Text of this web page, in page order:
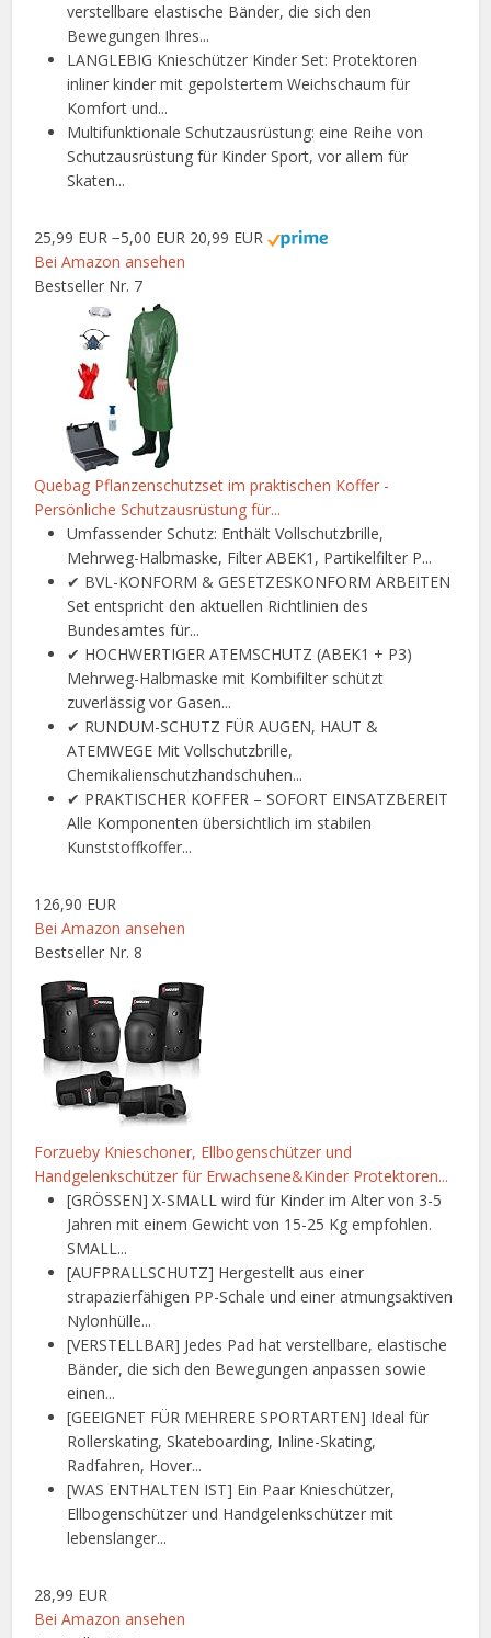
verstellbare elastische Bänder, die sich den
Bewegungen Ihres...
LANGLEBIG Knieschützer Kinder Set: Protektoren
inliner kinder mit gepolstertem Weichschaum für
Komfort und...
Multifunktionale Schutzausrüstung: eine Reihe von
Schutzausrüstung für Kinder Sport, vor allem für
Skaten...
25,99 EUR −5,00 EUR 20,99 EUR
Bei Amazon ansehen
Bestseller Nr. 7
Quebag Pflanzenschutzset im praktischen Koffer -
Persönliche Schutzausrüstung für...
Umfassender Schutz: Enthält Vollschutzbrille,
Mehrweg-Halbmaske, Filter ABEK1, Partikelfilter P...
✔ BVL-KONFORM & GESETZESKONFORM ARBEITEN
Set entspricht den aktuellen Richtlinien des
Bundesamtes für...
✔ HOCHWERTIGER ATEMSCHUTZ (ABEK1 + P3)
Mehrweg-Halbmaske mit Kombifilter schützt
zuverlässig vor Gasen...
✔ RUNDUM-SCHUTZ FÜR AUGEN, HAUT &
ATEMWEGE Mit Vollschutzbrille,
Chemikalienschutzhandschuhen...
✔ PRAKTISCHER KOFFER – SOFORT EINSATZBEREIT
Alle Komponenten übersichtlich im stabilen
Kunststoffkoffer...
126,90 EUR
Bei Amazon ansehen
Bestseller Nr. 8
Forzueby Knieschoner, Ellbogenschützer und
Handgelenkschützer für Erwachsene&Kinder Protektoren...
[GRÖSSEN] X-SMALL wird für Kinder im Alter von 3-5
Jahren mit einem Gewicht von 15-25 Kg empfohlen.
SMALL...
[AUFPRALLSCHUTZ] Hergestellt aus einer
strapazierfähigen PP-Schale und einer atmungsaktiven
Nylonhülle...
[VERSTELLBAR] Jedes Pad hat verstellbare, elastische
Bänder, die sich den Bewegungen anpassen sowie
einen...
[GEEIGNET FÜR MEHRERE SPORTARTEN] Ideal für
Rollerskating, Skateboarding, Inline-Skating,
Radfahren, Hover...
[WAS ENTHALTEN IST] Ein Paar Knieschützer,
Ellbogenschützer und Handgelenkschützer mit
lebenslanger...
28,99 EUR
Bei Amazon ansehen